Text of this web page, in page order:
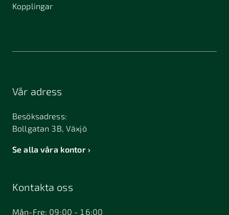
Kopplingar
Vår adress
Besöksadress:
Bollgatan 3B, Växjö
Se alla våra kontor
Kontakta oss
Mån-Fre: 09:00 - 16:00